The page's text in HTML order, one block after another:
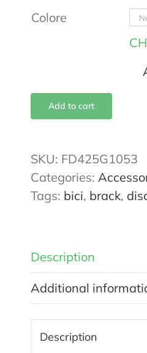
Colore
Add to cart
SKU: FD425G1053
Categories:
Tags: bici, brack,
Description
Additional
Description